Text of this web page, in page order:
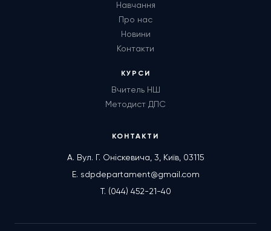
Навчання
Про нас
Новини
Контакти
КУРСИ
Вчитель НШ
Методист ДПС
КОНТАКТИ
А. Вул. Г. Оніскевича, 3, Київ, 03115
E. sdpdepartament@gmail.com
T. (044) 452-21-40